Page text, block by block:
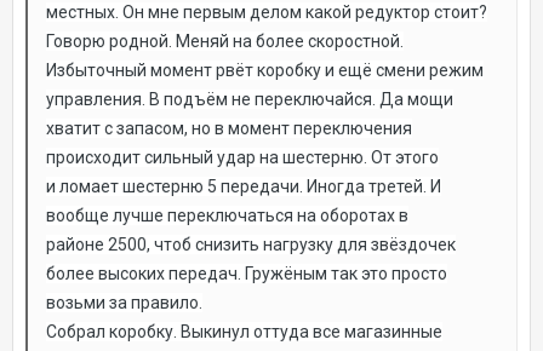
местных. Он мне первым делом какой редуктор стоит?
Говорю родной. Меняй на более скоростной.
Избыточный момент рвёт коробку и ещё смени режим
управления. В подъём не переключайся. Да мощи
хватит с запасом, но в момент переключения
происходит сильный удар на шестерню. От этого
и ломает шестерню 5 передачи. Иногда третей. И
вообще лучше переключаться на оборотах в
районе 2500, чтоб снизить нагрузку для звёздочек
более высоких передач. Гружёным так это просто
возьми за правило.
Собрал коробку. Выкинул оттуда все магазинные